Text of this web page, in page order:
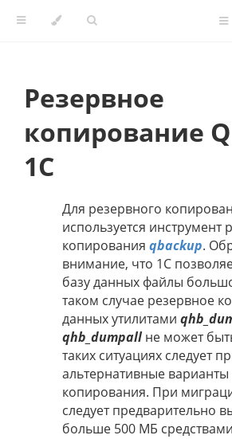
Резервное
копирование
1С
Для резервного
используется инструмент
копирования qbackup.
внимание, что 1С
базу данных файлы
таком случае резервное
данных утилитами
qhb_dumpallне может
таких ситуациях следует
альтернативные
копирования. При
следует предварительно
больше 500 МБ